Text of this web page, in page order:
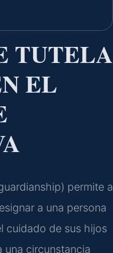
TUTELA
EL
) permite a
a una persona
cuidado de sus hijos
una circunstancia